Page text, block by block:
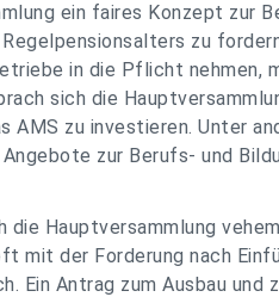
ein faires Konzept zur
zu
in die Pflicht nehmen,
sich die
zu investieren. Unter
zur Berufs- und
die Hauptversammlung
mit der Forderung nach
Ein Antrag zum Ausbau und